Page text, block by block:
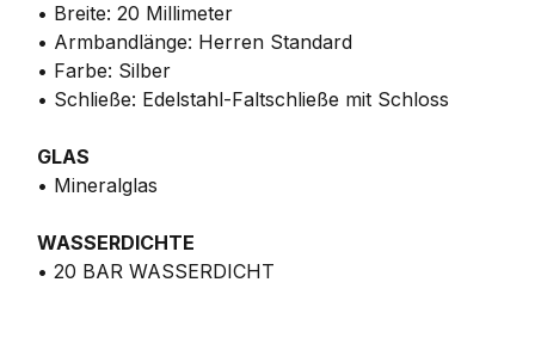
• Breite: 20 Millimeter
• Armbandlänge: Herren Standard
• Farbe: Silber
• Schließe: Edelstahl-Faltschließe mit Schloss
GLAS
• Mineralglas
WASSERDICHTE
• 20 BAR WASSERDICHT